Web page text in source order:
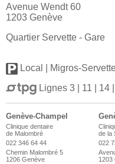
Avenue Wendt 60
1203 Genève
Quartier Servette - Gare
Local | Migros-
Lignes 3 | 11 | 14
Genève-Champel
Clinique dentaire
de Malombré
022 346 64 44
Chemin Malombré 5
1206 Genève
de la
022
1203